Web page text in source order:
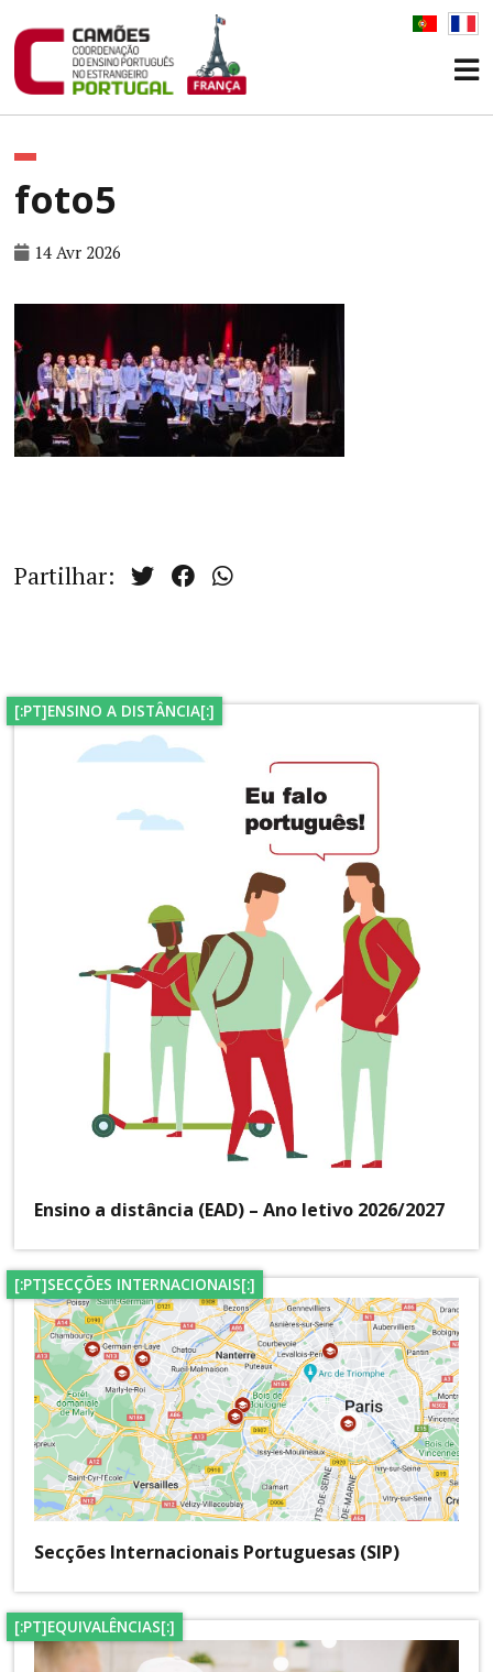
foto5
14 Avr 2026
Partilhar:
[:PT]ENSINO A DISTÂNCIA[:]
Ensino a distância (EAD) – Ano letivo 2026/2027
[:PT]SECÇÕES INTERNACIONAIS[:]
Secções Internacionais Portuguesas (SIP)
[:PT]EQUIVALÊNCIAS[:]